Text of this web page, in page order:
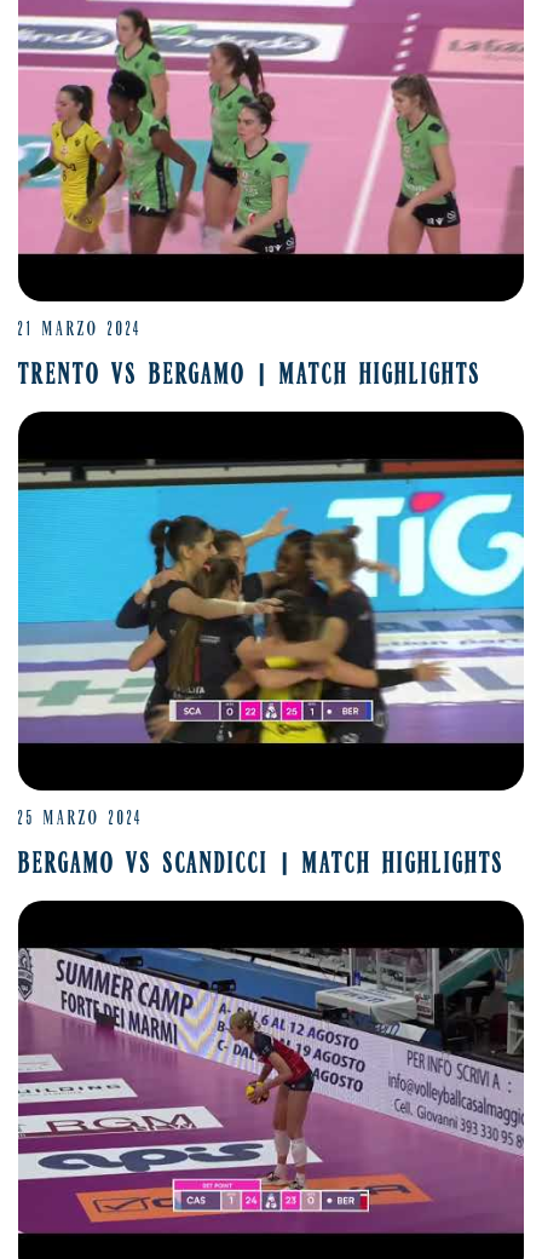
21 MARZO 2024
TRENTO VS BERGAMO | MATCH HIGHLIGHTS
25 MARZO 2024
BERGAMO VS SCANDICCI | MATCH HIGHLIGHTS